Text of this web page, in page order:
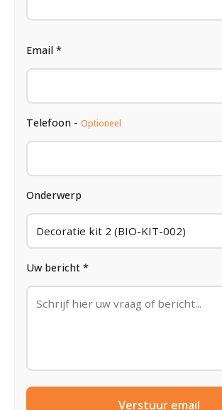
Email *
Telefoon - Optioneel
Onderwerp
Uw bericht *
Verstuur email